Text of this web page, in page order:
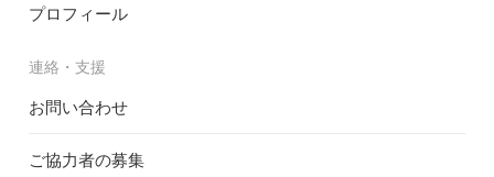
プロフィール
連絡・支援
お問い合わせ
ご協力者の募集